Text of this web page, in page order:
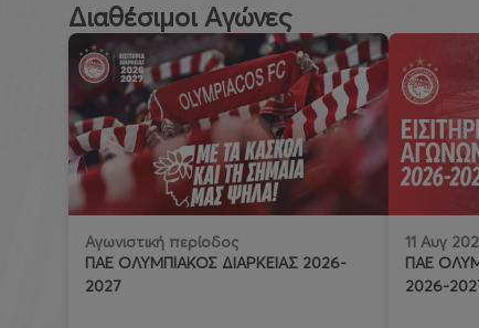
Διαθέσιμοι Αγώνες
Αγωνιστική περίοδος
ΠΑΕ ΟΛΥΜΠΙΑΚΟΣ ΔΙΑΡΚΕΙΑΣ 2026-
2027
11 Αυγ
ΠΑΕ
2026-